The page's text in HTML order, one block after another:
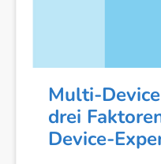
Multi-
Device-
Experience
Multi-
drei
Device-